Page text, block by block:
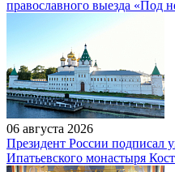
православного выезда «Под
06 августа 2026
Президент России подписал
Ипатьевского монастыря